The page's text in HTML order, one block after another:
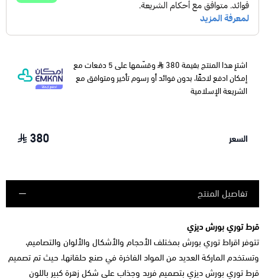
اشترِ هذا المنتج بقيمة 380
وقسّمها على 5 دفعات مع
إمكان ادفع لاحقًا، بدون فوائد أو رسوم تأخير ومتوافق مع
الشريعة الإسلامية
السعر 380
تفاصيل المنتج
قرط توري بورش ديزي
تتوفر اقراط توري بورش بمختلف الأحجام والأشكال والألوان والتصاميم،
وتستخدم الماركة العديد من المواد الفاخرة في صنع حلقانها، حيث تم تصميم
قرط توري بورش ديزي بتصميم فريد وجذاب على شكل زهرة كبير باللون